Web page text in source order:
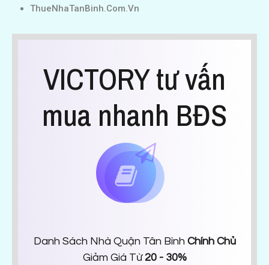
ThueNhaTanBinh.Com.Vn
VICTORY tư vấn
mua nhanh BĐS
Danh Sách Nhà Quận Tân Bình Chính Chủ
Giảm Giá Từ 20 - 30%